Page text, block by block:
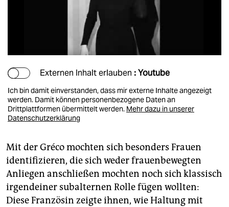
Externen Inhalt erlauben : Youtube
Ich bin damit einverstanden, dass mir externe Inhalte angezeigt
werden. Damit können personenbezogene Daten an
Drittplattformen übermittelt werden. Mehr dazu in unserer
Datenschutzerklärung
Mit der Gréco mochten sich besonders Frauen
identifizieren, die sich weder frauenbewegten
Anliegen anschließen mochten noch sich klassisch
irgendeiner subalternen Rolle fügen wollten:
Diese Französin zeigte ihnen, wie Haltung mit